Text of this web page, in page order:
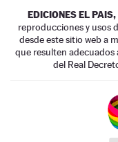
EDICIONES EL
reproducciones y usos
desde este sitio web a
que resulten
del Real